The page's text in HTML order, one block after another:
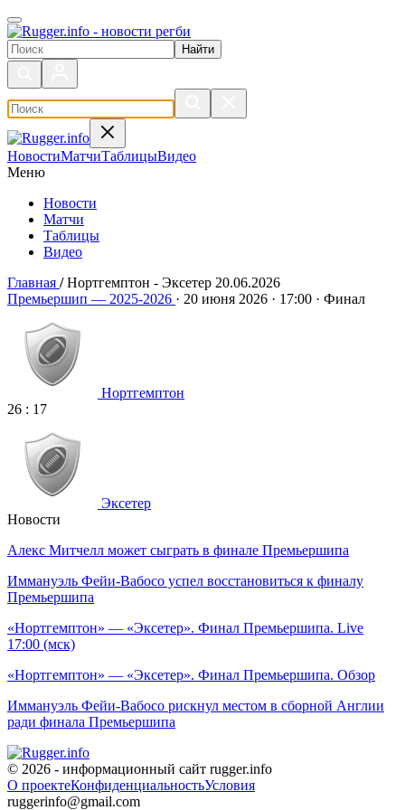
Поиск по сайту
НовостиМатчиТаблицыВидео
Меню
Новости
Матчи
Таблицы
Видео
Главная / Нортгемптон - Эксетер 20.06.2026
Нортгемптон - Эксетер
Премьершип — 2025-2026 · 20 июня 2026 · 17:00 · Финал
Нортгемптон
26 : 17
Эксетер
Новости
Алекс Митчелл может сыграть в финале Премьершипа
Иммануэль Фейи-Вабосо успел восстановиться к финалу
Премьершипа
«Нортгемптон» — «Эксетер». Финал Премьершипа. Live
17:00 (мск)
«Нортгемптон» — «Эксетер». Финал Премьершипа. Обзор
Иммануэль Фейи-Вабосо рискнул местом в сборной Англии
ради финала Премьершипа
© 2026 - информационный сайт rugger.info
О проектеКонфиденциальностьУсловия
ruggerinfo@gmail.com